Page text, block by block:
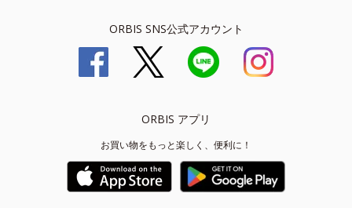
ORBIS SNS公式アカウント
ORBIS アプリ
お買い物をもっと楽しく、便利に！